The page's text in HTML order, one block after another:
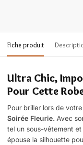
Fiche produit
Ultra Chic,
Pour Cette
Pour briller lors de
Soirée Fleurie. Avec
tel un sous-vêtement et
épouse la silhouette